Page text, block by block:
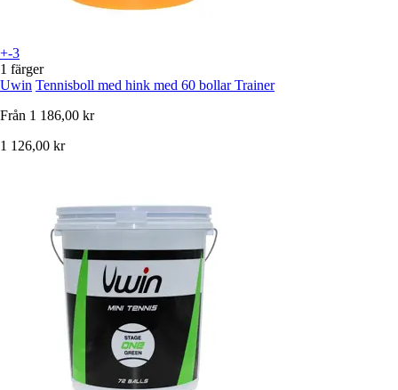
+-3
1 färger
Uwin Tennisboll med hink med 60 bollar Trainer
Från 1 186,00 kr
1 126,00 kr